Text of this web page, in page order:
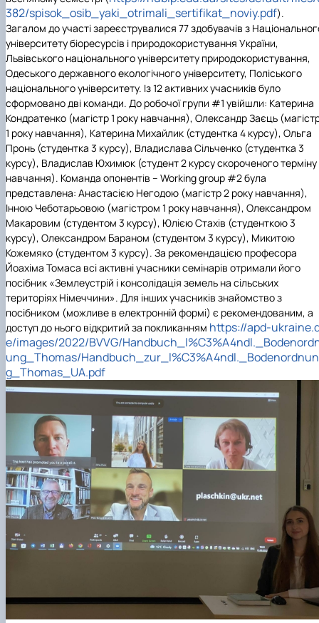
382/spisok_osib_yaki_otrimali_sertifikat_noviy.pdf).
Загалом до участі зареєструвалися 77 здобувачів з
університету біоресурсів і природокористування України,
Львівського національного університету природокористування,
Одеського державного екологічного університету, Поліського
національного університету. Із 12 активних учасників було
сформовано дві команди. До робочої групи #1 увійшли: Катерина
Кондратенко (магістр 1 року навчання), Олександр Заєць
1 року навчання), Катерина Михайлик (студентка 4 курсу), Ольга
Пронь (студентка 3 курсу), Владислава Сільченко (студентка 3
курсу), Владислав Юхимюк (студент 2 курсу скороченого терміну
навчання). Команда опонентів – Working group #2 була
представлена: Анастасією Негодою (магістр 2 року навчання),
Інною Чеботарьовою (магістром 1 року навчання), Олександром
Макаровим (студентом 3 курсу), Юлією Стахів (студенткою 3
курсу), Олександром Бараном (студентом 3 курсу), Микитою
Кожемяко (студентом 3 курсу). За рекомендацією професора
Йоахіма Томаса всі активні учасники семінарів отримали його
посібник «Землеустрій і консолідація земель на сільських
територіях Німеччини». Для інших учасників знайомство з
посібником (можливе в електронній формі) є рекомендованим, а
доступ до нього відкритий за покликанням https://apd-
e/images/2022/BVVG/
ung_Thomas/Handbuch_zur_l%C3%A4ndl._Bodenordnun
g_Thomas_UA.pdf